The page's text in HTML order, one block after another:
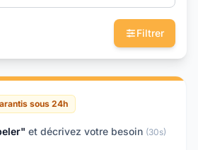
Filtrer
sous 24h
et décrivez votre besoin (30s)